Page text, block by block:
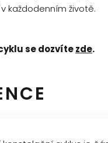
každodenním životě.
se dozvítezde.